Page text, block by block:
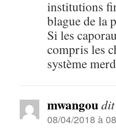
institutions
blague de la
Si les
compris les
système
mwangou
08/04/2018 à